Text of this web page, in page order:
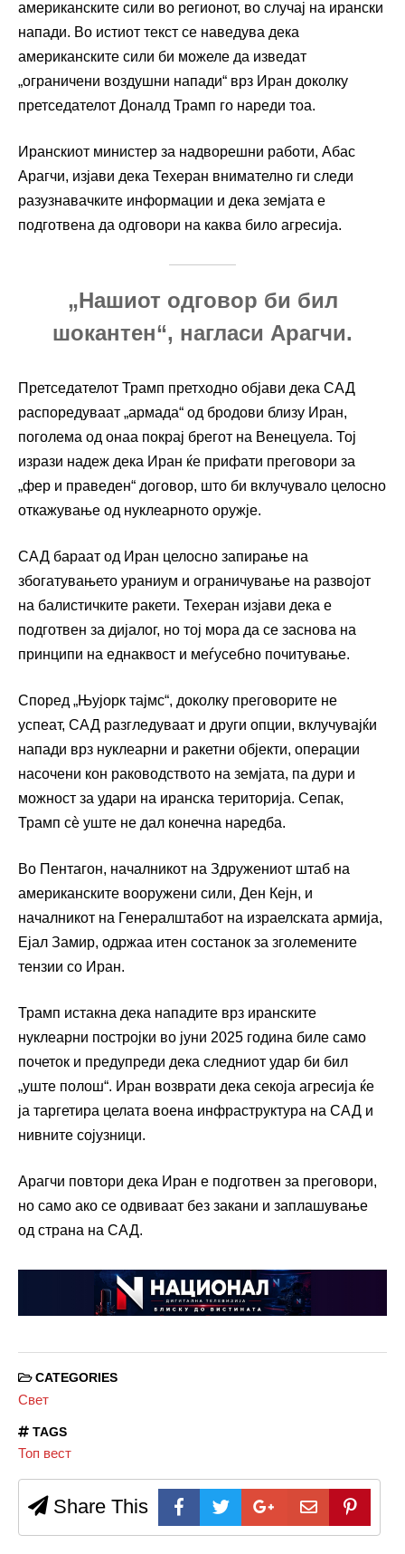
американските сили во регионот, во случај на ирански
напади. Во истиот текст се наведува дека
американските сили би можеле да изведат
„ограничени воздушни напади“ врз Иран доколку
претседателот Доналд Трамп го нареди тоа.
Иранскиот министер за надворешни работи, Абас
Арагчи, изјави дека Техеран внимателно ги следи
разузнавачките информации и дека земјата е
подготвена да одговори на каква било агресија.
„Нашиот одговор би бил
шокантен“, нагласи Арагчи.
Претседателот Трамп претходно објави дека САД
распоредуваат „армада“ од бродови близу Иран,
поголема од онаа покрај брегот на Венецуела. Тој
изрази надеж дека Иран ќе прифати преговори за
„фер и праведен“ договор, што би вклучувало целосно
откажување од нуклеарното оружје.
САД бараат од Иран целосно запирање на
збогатувањето ураниум и ограничување на развојот
на балистичките ракети. Техеран изјави дека е
подготвен за дијалог, но тој мора да се заснова на
принципи на еднаквост и меѓусебно почитување.
Според „Њујорк тајмс“, доколку преговорите не
успеат, САД разгледуваат и други опции, вклучувајќи
напади врз нуклеарни и ракетни објекти, операции
насочени кон раководството на земјата, па дури и
можност за удари на иранска територија. Сепак,
Трамп сè уште не дал конечна наредба.
Во Пентагон, началникот на Здружениот штаб на
американските вооружени сили, Ден Кејн, и
началникот на Генералштабот на израелската армија,
Ејал Замир, одржаа итен состанок за зголемените
тензии со Иран.
Трамп истакна дека нападите врз иранските
нуклеарни постројки во јуни 2025 година биле само
почеток и предупреди дека следниот удар би бил
„уште полош“. Иран возврати дека секоја агресија ќе
ја таргетира целата воена инфраструктура на САД и
нивните сојузници.
Арагчи повтори дека Иран е подготвен за преговори,
но само ако се одвиваат без закани и заплашување
од страна на САД.
CATEGORIES
Свет
TAGS
Топ вест
Share This